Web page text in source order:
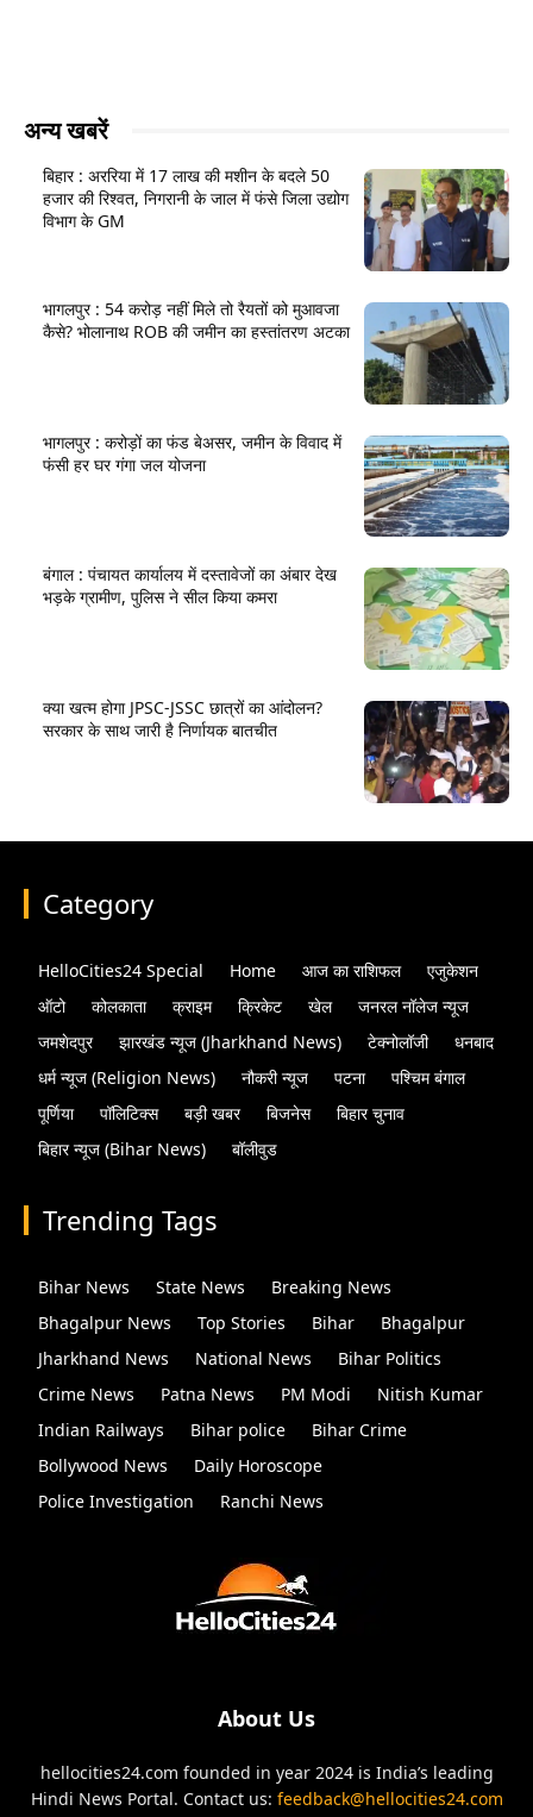
अन्य खबरें
बिहार : अररिया में 17 लाख की मशीन के बदले 50
हजार की रिश्वत, निगरानी के जाल में फंसे जिला उद्योग
विभाग के GM
भागलपुर : 54 करोड़ नहीं मिले तो रैयतों को मुआवजा
कैसे? भोलानाथ ROB की जमीन का हस्तांतरण अटका
भागलपुर : करोड़ों का फंड बेअसर, जमीन के विवाद में
फंसी हर घर गंगा जल योजना
बंगाल : पंचायत कार्यालय में दस्तावेजों का अंबार देख
भड़के ग्रामीण, पुलिस ने सील किया कमरा
क्या खत्म होगा JPSC-JSSC छात्रों का आंदोलन?
सरकार के साथ जारी है निर्णायक बातचीत
Category
HelloCities24 Special Home आज का राशिफल
एजुकेशन
ऑटो
कोलकाता क्राइम क्रिकेट खेल
जनरल नॉलेज न्यूज
जमशेदपुर
झारखंड न्यूज (Jharkhand News) टेक्नोलॉजी
धनबाद
धर्म न्यूज (Religion News)
नौकरी न्यूज पटना
पश्चिम बंगाल
पूर्णिया
पॉलिटिक्स बड़ी खबर बिजनेस
बिहार चुनाव
बिहार न्यूज (Bihar News)
बॉलीवुड
Trending Tags
Bihar News State News
Breaking News
Bhagalpur News
Top Stories Bihar
Bhagalpur
Jharkhand News
National News
Bihar Politics
Crime News
Patna News PM Modi
Nitish Kumar
Indian Railways
Bihar police
Bihar Crime
Bollywood News
Daily Horoscope
Police Investigation
Ranchi News
About Us
hellocities24.com founded in year 2024 is India’s leading
Hindi News Portal. Contact us: feedback@hellocities24.com